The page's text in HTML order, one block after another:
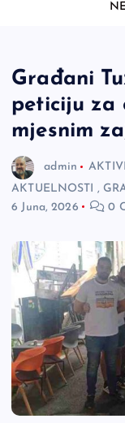
Građani
peticiju za
mjesnim
admin
AKTUELNOSTI ,
6 Juna, 2026
0